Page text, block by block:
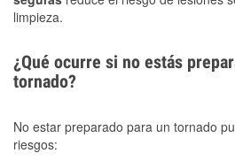
limpieza.
¿Qué ocurre si no estás
tornado?
No estar preparado para un tornado
riesgos: